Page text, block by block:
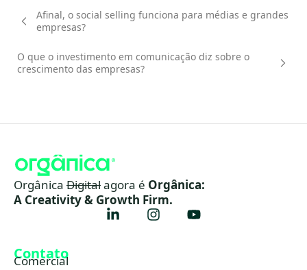
Afinal, o social selling funciona para médias e grandes
empresas?
O que o investimento em comunicação diz sobre o
crescimento das empresas?
Orgânica Digitalagora é Orgânica:
A Creativity & Growth Firm.
Contato
Comercial